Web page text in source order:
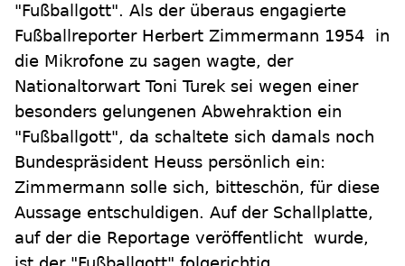
"Fußballgott". Als der überaus engagierte
Fußballreporter Herbert Zimmermann 1954 in
die Mikrofone zu sagen wagte, der
Nationaltorwart Toni Turek sei wegen einer
besonders gelungenen Abwehraktion ein
"Fußballgott", da schaltete sich damals noch
Bundespräsident Heuss persönlich ein:
Zimmermann solle sich, bitteschön, für diese
Aussage entschuldigen. Auf der Schallplatte,
auf der die Reportage veröffentlicht wurde,